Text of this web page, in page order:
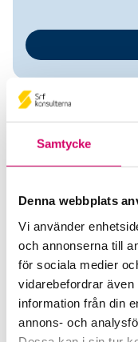
Samtycke
Denna webbplats
Vi använder
och annonserna till
för sociala medier
vidarebefordrar
information från din
annons- och
Natalia
Auktoriserad
Kajermans
Johanneshov
Telefon